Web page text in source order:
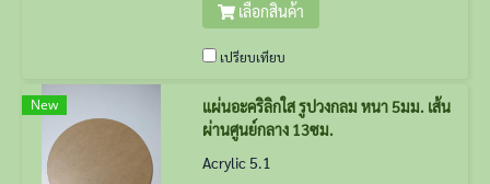
เลือกสินค้า
เปรียบเทียบ
New
แผ่นอะคริลิกใส รูปวงกลม หนา 5มม. เส้น
ผ่านศูนย์กลาง 13ซม.
Acrylic 5.1